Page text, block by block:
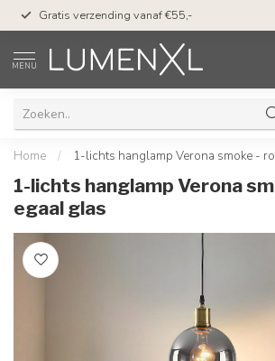
Gratis verzending vanaf €55,-
MENU
Home / 1-lichts hanglamp Verona smoke -
1-lichts hanglamp Verona
egaal glas